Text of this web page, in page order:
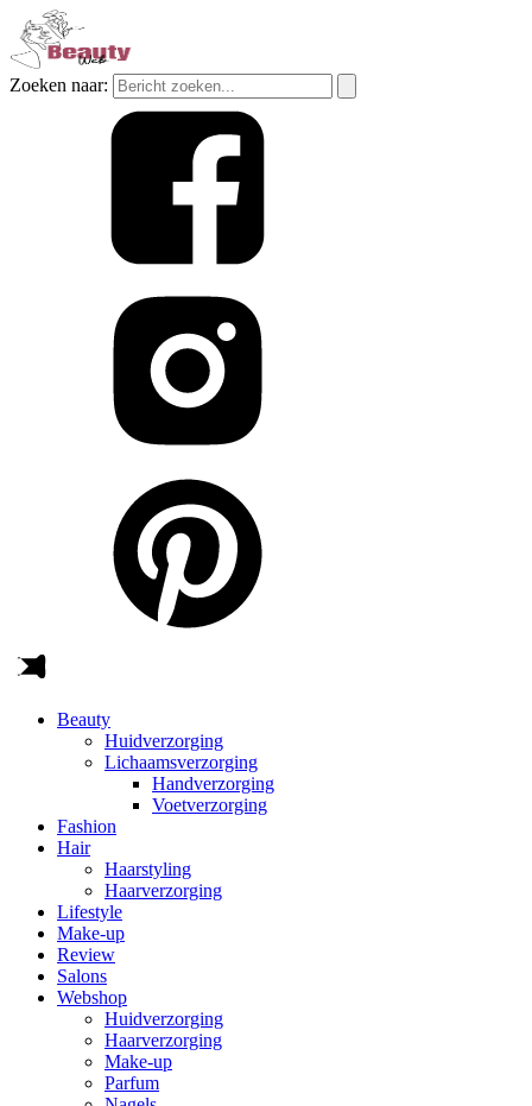
Zoeken naar:
Beauty
Huidverzorging
Lichaamsverzorging
Handverzorging
Voetverzorging
Fashion
Hair
Haarstyling
Haarverzorging
Lifestyle
Make-up
Review
Salons
Webshop
Huidverzorging
Haarverzorging
Make-up
Parfum